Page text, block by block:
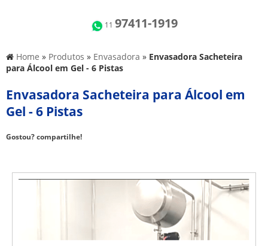
11 97411-1919
Home » Produtos » Envasadora » Envasadora Sacheteira
para Álcool em Gel - 6 Pistas
Envasadora Sacheteira para Álcool em
Gel - 6 Pistas
Gostou? compartilhe!